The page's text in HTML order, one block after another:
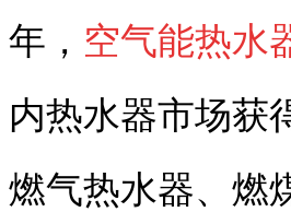
年， 空气能热水
内热水器市场获
燃气热水器、燃